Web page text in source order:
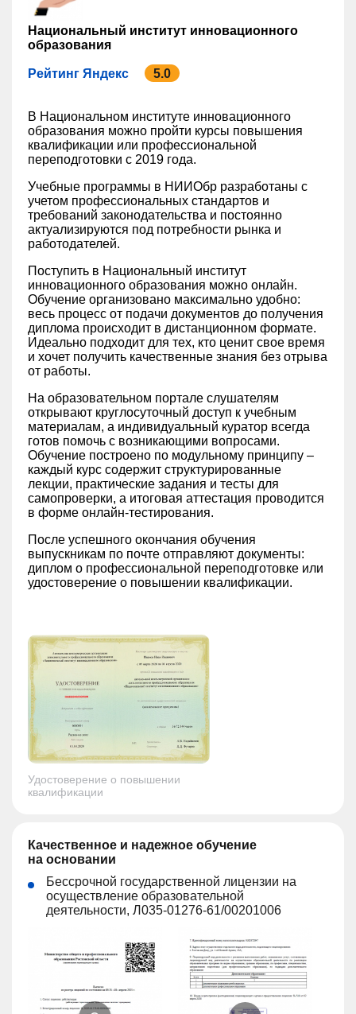
Национальный институт инновационного
образования
Рейтинг Яндекс 5.0
В Национальном институте инновационного
образования можно пройти курсы повышения
квалификации или профессиональной
переподготовки с 2019 года.
Учебные программы в НИИОбр разработаны с
учетом профессиональных стандартов и
требований законодательства и постоянно
актуализируются под потребности рынка и
работодателей.
Поступить в Национальный институт
инновационного образования можно онлайн.
Обучение организовано максимально удобно:
весь процесс от подачи документов до получения
диплома происходит в дистанционном формате.
Идеально подходит для тех, кто ценит свое время
и хочет получить качественные знания без отрыва
от работы.
На образовательном портале слушателям
открывают круглосуточный доступ к учебным
материалам, а индивидуальный куратор всегда
готов помочь с возникающими вопросами.
Обучение построено по модульному принципу –
каждый курс содержит структурированные
лекции, практические задания и тесты для
самопроверки, а итоговая аттестация проводится
в форме онлайн-тестирования.
После успешного окончания обучения
выпускникам по почте отправляют документы:
диплом о профессиональной переподготовке или
удостоверение о повышении квалификации.
Удостоверение о повышении
квалификации
Качественное и надежное обучение
на основании
Бессрочной государственной лицензии на
осуществление образовательной
деятельности, Л035-01276-61/00201006